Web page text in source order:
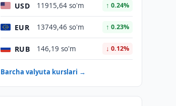
USD 11915,64 so'm ↑ 0.24%
EUR 13749,46 so'm ↑ 0.23%
RUB 146,19 so'm ↓ 0.12%
Barcha valyuta kurslari →